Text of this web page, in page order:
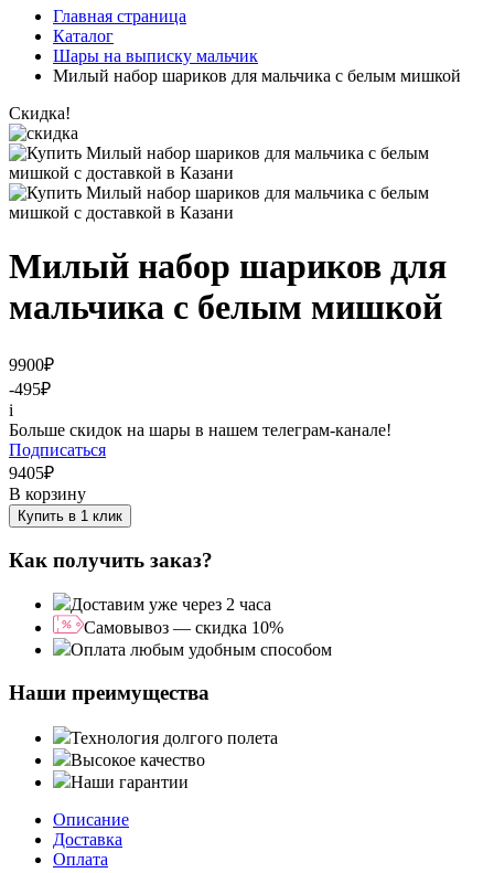
Главная страница
Каталог
Шары на выписку мальчик
Милый набор шариков для мальчика с белым мишкой
Скидка!
Милый набор шариков для
мальчика с белым мишкой
9900₽
-495₽
i
Больше скидок на шары в нашем телеграм-канале!
Подписаться
9405₽
В корзину
Купить в 1 клик
Как получить заказ?
Доставим уже через 2 часа
Самовывоз — скидка 10%
Оплата любым удобным способом
Наши преимущества
Технология долгого полета
Высокое качество
Наши гарантии
Описание
Доставка
Оплата